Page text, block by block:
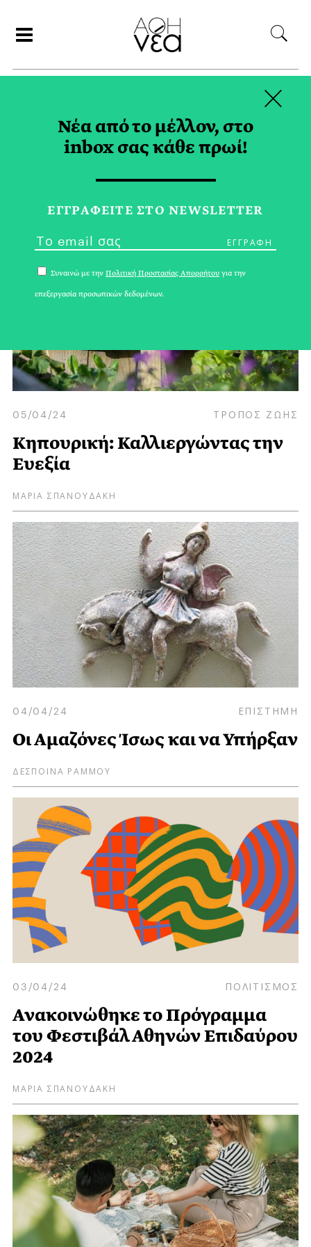
ΑΠΡΙΛΙΟΣ 2024
05/04/24 ΤΡΟΠΟΣ ΖΩΗΣ
Κηπουρική: Καλλιεργώντας την
Ευεξία
ΜΑΡΙΑ ΣΠΑΝΟΥΔΑΚΗ
04/04/24 ΕΠΙΣΤΗΜΗ
Οι Αμαζόνες Ίσως και να Υπήρξαν
ΔΕΣΠΟΙΝΑ ΡΑΜΜΟΥ
03/04/24 ΠΟΛΙΤΙΣΜΟΣ
Ανακοινώθηκε το Πρόγραμμα
του Φεστιβάλ Αθηνών Επιδαύρου
2024
ΜΑΡΙΑ ΣΠΑΝΟΥΔΑΚΗ
Νέα από το μέλλον, στο
inbox σας κάθε πρωί!
ΕΓΓPΑΦΕΙΤΕ ΣΤΟ NEWSLETTER
Συναινώ με την Πολιτική Προστασίας Απορρήτου για την
επεξεργασία προσωπικών δεδομένων.
×